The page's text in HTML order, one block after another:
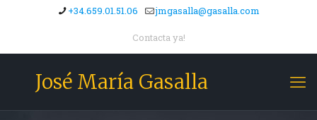
+34.659.01.51.06 jmgasalla@gasalla.com
Contacta ya!
José María Gasalla